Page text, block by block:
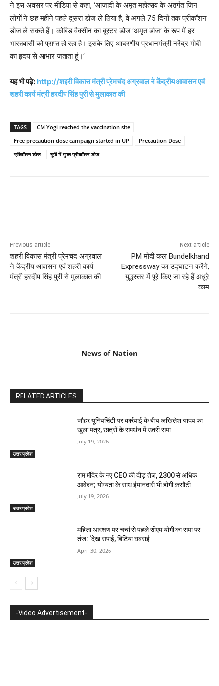
ने इस अवसर पर मीडिया से कहा, ‘आजादी के अमृत महोत्सव के अंतर्गत जिन
लोगों ने छह महीने पहले दूसरा डोज ले लिया है, वे अगले 75 दिनों तक प्रीकॉशन
डोज ले सकते हैं। कोविड वैक्सीन का बूस्टर डोज ‘अमृत डोज’ के रूप में हर
भारतवासी को प्राप्त हो रहा है। इसके लिए आदरणीय प्रधानमंत्री नरेंद्र मोदी
का हृदय से आभार जताता हूं।’
यह भी पढ़े: http://शहरी विकास मंत्री प्रेमचंद अग्रवाल ने केंद्रीय आवासन एवं
शहरी कार्य मंत्री हरदीप सिंह पुरी से मुलाकात की
TAGS
CM Yogi reached the vaccination site
Free precaution dose campaign started in UP
Precaution Dose
प्रीकॉशन डोज
यूपी में मुफ्त प्रीकॉशन डोज
Previous article
शहरी विकास मंत्री प्रेमचंद अग्रवाल
ने केंद्रीय आवासन एवं शहरी कार्य
मंत्री हरदीप सिंह पुरी से मुलाकात की
Next article
PM मोदी कल Bundelkhand
Expressway का उद्घाटन करेंगे,
युद्धस्तर में पूरे किए जा रहे हैं अधूरे
काम
News of Nation
RELATED ARTICLES
उत्तर प्रदेश
जौहर यूनिवर्सिटी पर कार्रवाई के बीच अखिलेश यादव का
खुला पत्र, छात्रों के समर्थन में उतरी सपा
July 19, 2026
उत्तर प्रदेश
राम मंदिर के नए CEO की दौड़ तेज, 2300 से अधिक
आवेदन; योग्यता के साथ ईमानदारी भी होगी कसौटी
July 19, 2026
उत्तर प्रदेश
महिला आरक्षण पर चर्चा से पहले सीएम योगी का सपा पर
तंज: ‘देख सपाई, बिटिया घबराई
April 30, 2026
-Video Advertisement-